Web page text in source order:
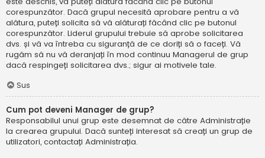
corespunzător. Dacă grupul necesită aprobare pentru a vă
alătura, puteți solicita să vă alăturați făcând clic pe butonul
corespunzător. Liderul grupului trebuie să aprobe solicitarea
dvs. și vă va întreba cu siguranță de ce doriți să o faceți. Vă
rugăm să nu vă deranjați în mod continuu Managerul de grup
dacă respingeți solicitarea dvs.; sigur ai motivele tale.
Sus
Cum pot deveni Manager de grup?
Responsabilul unui grup este desemnat de către Administrație
la crearea grupului. Dacă sunteți interesat să creați un grup de
utilizatori, contactați Administrația.